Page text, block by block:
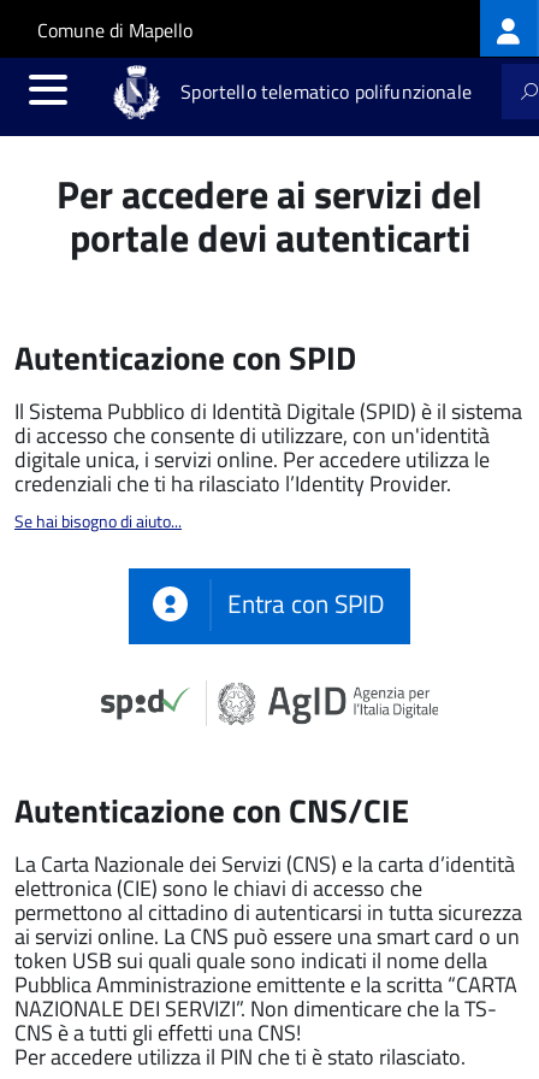
Salta al contenuto principale
Skip to site navigation
Comune di Mapello
Sportello telematico polifunzionale
Per accedere ai servizi del
portale devi autenticarti
Autenticazione con SPID
Il Sistema Pubblico di Identità Digitale (SPID) è il sistema
di accesso che consente di utilizzare, con un'identità
digitale unica, i servizi online. Per accedere utilizza le
credenziali che ti ha rilasciato l’Identity Provider.
Se hai bisogno di aiuto...
Entra con SPID
Autenticazione con CNS/CIE
La Carta Nazionale dei Servizi (CNS) e la carta d’identità
elettronica (CIE) sono le chiavi di accesso che
permettono al cittadino di autenticarsi in tutta sicurezza
ai servizi online. La CNS può essere una smart card o un
token USB sui quali quale sono indicati il nome della
Pubblica Amministrazione emittente e la scritta “CARTA
NAZIONALE DEI SERVIZI”. Non dimenticare che la TS-
CNS è a tutti gli effetti una CNS!
Per accedere utilizza il PIN che ti è stato rilasciato.